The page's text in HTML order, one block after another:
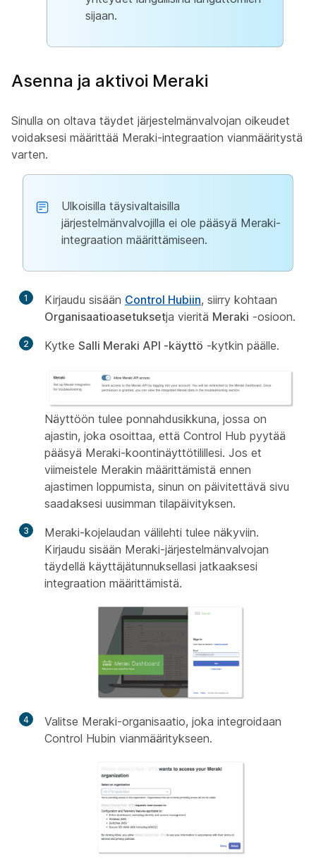
sijaan.
Asenna ja aktivoi Meraki
Sinulla on oltava täydet järjestelmänvalvojan oikeudet
voidaksesi määrittää Meraki-integraation vianmääritystä
varten.
Ulkoisilla täysivaltaisilla
järjestelmänvalvojilla ei ole pääsyä Meraki-
integraation määrittämiseen.
1 Kirjaudu sisään Control Hubiin, siirry kohtaan
Organisaatioasetuksetja vieritä Meraki -osioon.
2 Kytke Salli Meraki API -käyttö -kytkin päälle.
Näyttöön tulee ponnahdusikkuna, jossa on
ajastin, joka osoittaa, että Control Hub pyytää
pääsyä Meraki-koontinäyttötilillesi. Jos et
viimeistele Merakin määrittämistä ennen
ajastimen loppumista, sinun on päivitettävä sivu
saadaksesi uusimman tilapäivityksen.
3
Meraki-kojelaudan välilehti tulee näkyviin.
Kirjaudu sisään Meraki-järjestelmänvalvojan
täydellä käyttäjätunnuksellasi jatkaaksesi
integraation määrittämistä.
4
Valitse Meraki-organisaatio, joka integroidaan
Control Hubin vianmääritykseen.